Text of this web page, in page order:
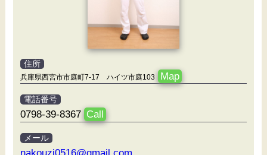
住所
兵庫県西宮市市庭町7-17 ハイツ市庭103 Map
電話番号
0798-39-8367 Call
メール
nakouzi0516@gmail.com